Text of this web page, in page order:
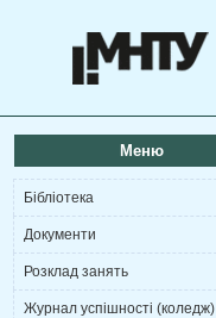
Меню
Бібліотека
Документи
Розклад занять
Журнал успішності (коледж)